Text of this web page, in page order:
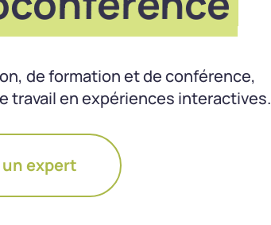
de formation et de conférence,
travail en expériences interactives.
expert